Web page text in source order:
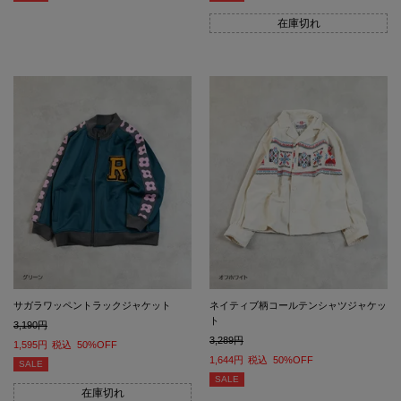
在庫切れ
サガラワッペントラックジャケット
3,190
1,595
税込 50%OFF
SALE
在庫切れ
ネイティブ柄コールテンシャツジャケッ
ト
3,289
1,644
税込 50%OFF
SALE